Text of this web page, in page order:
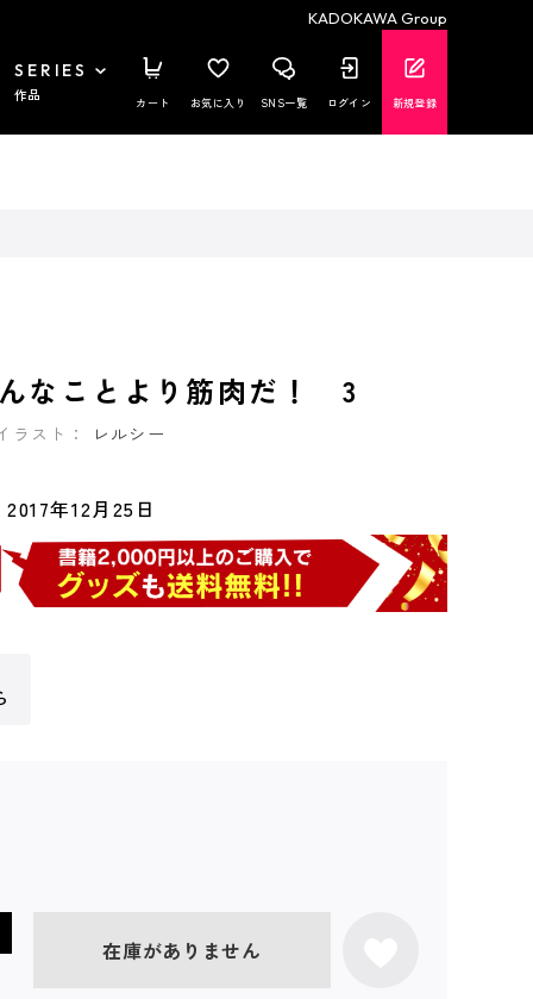
KADOKAWA Group
SERIES
作品 カート お気に入り SNS一覧 ログイン 新規登録
なことより筋肉だ！ 3
ラスト： レルシー
2017年12月25日
在庫がありません